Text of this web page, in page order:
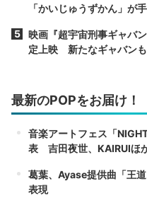
「かいじゅうずかん」が
映画『超宇宙刑事ギャバ
定上映 新たなギャバン
最新のPOPをお届け！
音楽アートフェス「
表 吉田夜世、KAIRUIほ
葛葉、Ayase提供曲「王
表現